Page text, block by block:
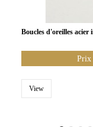
Boucles d'oreilles acier
Prix
View